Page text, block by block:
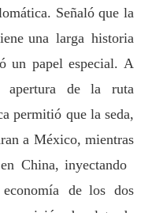
. Señaló que la
una larga historia
un papel especial. A
de la ruta
permitió que la seda,
a México, mientras
enChina, inyectando
delos dos